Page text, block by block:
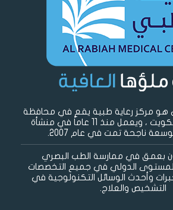
هو مركز رعاية طبية يقع في محافظة
الفروانية بدولة الكويت ، ويعمل منذ 11 عاماً في منشأة
ناجحة تمت في عام 2007.
بعمق في ممارسة الطب البصري
الدولي في جميع التخصصات
وأحدث الوسائل التكنولوجية في
التشخيص والعلاج.